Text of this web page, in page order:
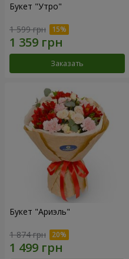
Букет "Утро"
1 599 грн
Заказать
Букет "Ариэль"
1 874 грн